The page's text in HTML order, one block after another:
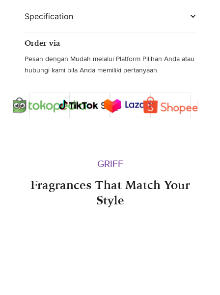
Specification
Order via
Pesan dengan Mudah melalui Platform Pilihan Anda atau
hubungi kami bila Anda memiliki pertanyaan.
GRIFF
Fragrances That Match Your
Style